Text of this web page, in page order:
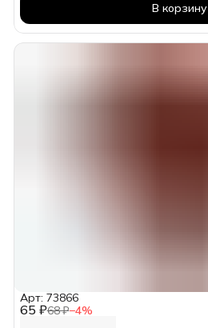
В корзину
65 ₽68 ₽−4%
Арт: 73866